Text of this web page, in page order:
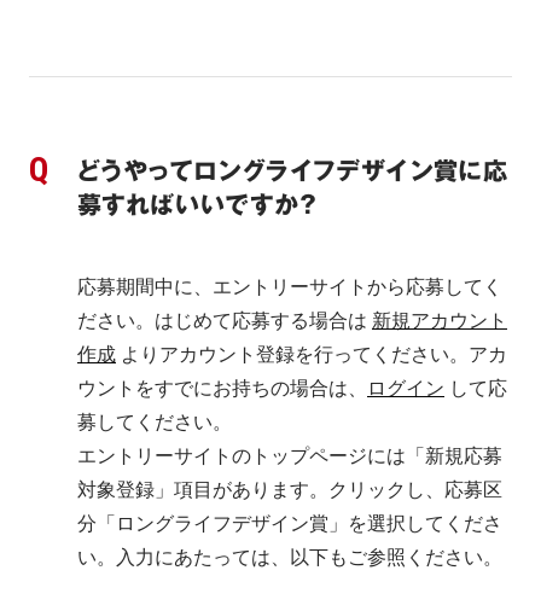
どうやってロングライフデザイン賞に応
募すればいいですか？
応募期間中に、エントリーサイトから応募してく
ださい。はじめて応募する場合は 新規アカウント
作成 よりアカウント登録を行ってください。アカ
ウントをすでにお持ちの場合は、
ログイン して応
募してください。
エントリーサイトのトップページには「新規応募
対象登録」項目があります。クリックし、応募区
分「ロングライフデザイン賞」を選択してくださ
い。入力にあたっては、以下もご参照ください。